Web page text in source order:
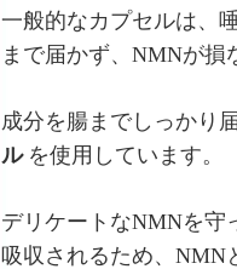
一般的なカプセルは、
まで届かず、NMNが損
成分を腸までしっかり
ル を使用しています。
デリケートなNMNを守
吸収されるため、NMN